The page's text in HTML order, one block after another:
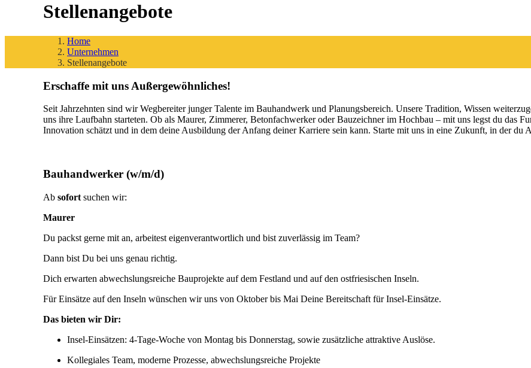
Stellenangebote
Home
Unternehmen
Stellenangebote
Erschaffe mit uns Außergewöhnliches!
Seit Jahrzehnten sind wir Wegbereiter junger Talente im Bauhandwerk und Planungsbereich. Unsere Tradition, Wissen
uns ihre Laufbahn starteten. Ob als Maurer, Zimmerer, Betonfachwerker oder Bauzeichner im Hochbau – mit uns legst du das
Innovation schätzt und in dem deine Ausbildung der Anfang deiner Karriere sein kann. Starte mit uns in eine Zukunft, in der du
Bauhandwerker (w/m/d)
Ab sofort suchen wir:
Maurer
Du packst gerne mit an, arbeitest eigenverantwortlich und bist zuverlässig im Team?
Dann bist Du bei uns genau richtig.
Dich erwarten abwechslungsreiche Bauprojekte auf dem Festland und auf den ostfriesischen Inseln.
Für Einsätze auf den Inseln wünschen wir uns von Oktober bis Mai Deine Bereitschaft für Insel-Einsätze.
Das bieten wir Dir:
Insel-Einsätzen: 4-Tage-Woche von Montag bis Donnerstag, sowie zusätzliche attraktive Auslöse.
Kollegiales Team, moderne Prozesse, abwechslungsreiche Projekte